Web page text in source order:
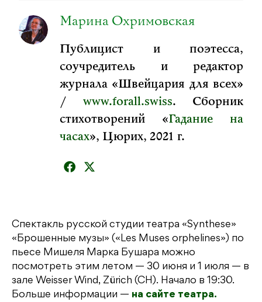
Марина Охримовская
Публицист и поэтесса,
соучредитель и редактор
журнала «Швейцария для всех»
/ www.forall.swiss. Сборник
стихотворений «Гадание на
часах», Цюрих, 2021 г.
Спектакль русской студии театра «Synthese»
«Брошенные музы» («Les Muses orphelines») по
пьесе Мишеля Марка Бушара можно
посмотреть этим летом — 30 июня и 1 июля — в
зале Weisser Wind, Zürich (CH). Начало в 19:30.
Больше информации — на сайте театра.